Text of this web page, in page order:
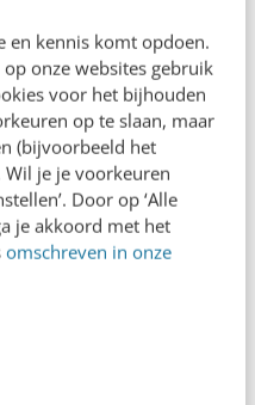
en kennis komt opdoen.
onze websites gebruik
voor het bijhouden
op te slaan, maar
(bijvoorbeeld het
je je voorkeuren
Door op ‘Alle
je akkoord met het
omschreven in onze
& verzorging hebben
en continu
vergrijzing,